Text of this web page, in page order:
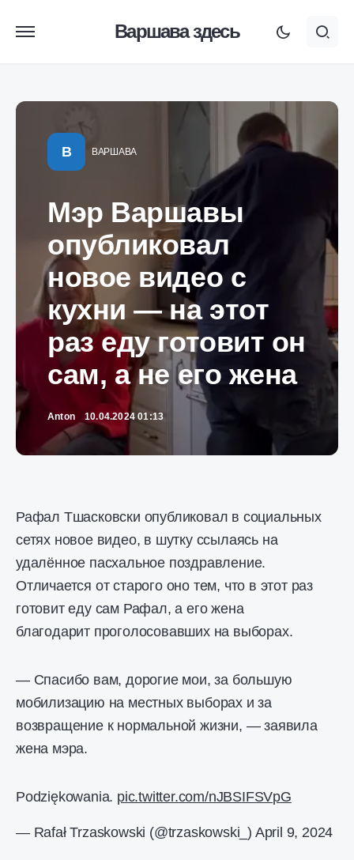
Варшава здесь
В ВАРШАВА
Мэр Варшавы
опубликовал
новое видео с
кухни — на этот
раз еду готовит он
сам, а не его жена
Anton 10.04.2024 01:13
Рафал Тшасковски опубликовал в социальных
сетях новое видео, в шутку ссылаясь на
удалённое пасхальное поздравление.
Отличается от старого оно тем, что в этот раз
готовит еду сам Рафал, а его жена
благодарит проголосовавших на выборах.
— Спасибо вам, дорогие мои, за большую
мобилизацию на местных выборах и за
возвращение к нормальной жизни, — заявила
жена мэра.
Podziękowania. pic.twitter.com/nJBSIFSVpG
— Rafał Trzaskowski (@trzaskowski_) April 9, 2024